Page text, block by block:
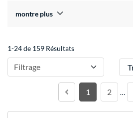
montre plus
1-24 de 159 Résultats
Filtrage Trier
1 2 …